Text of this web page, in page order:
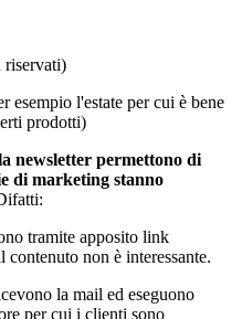
riservati)
esempio l'estate per cui è bene
prodotti)
newsletter permettono di
di marketing stanno
tramite apposito link
non è interessante.
la mail ed eseguono
per cui i clienti sono